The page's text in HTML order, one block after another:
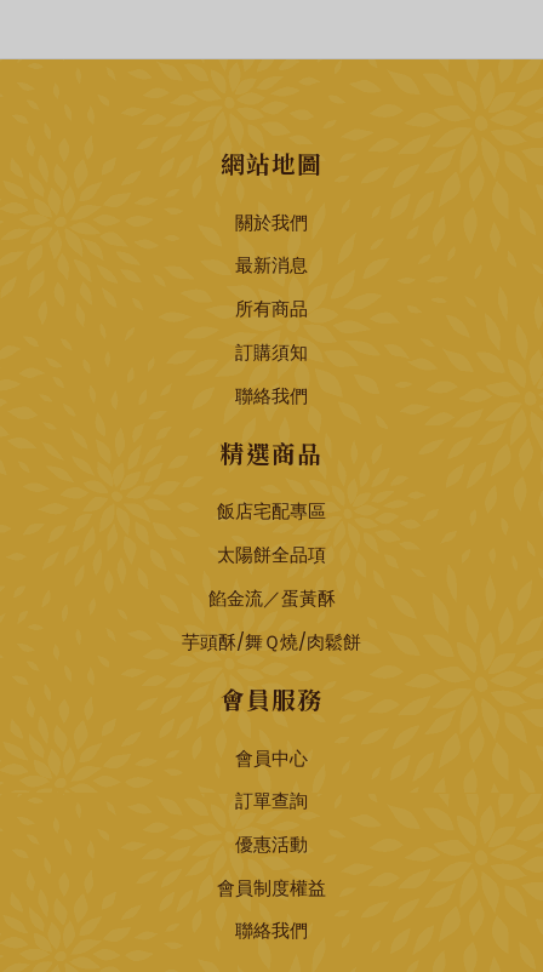
網站地圖
關於我們
最新消息
所有商品
訂購須知
聯絡我們
精選商品
飯店宅配專區
太陽餅全品項
餡金流／蛋黃酥
芋頭酥/舞Ｑ燒/肉鬆餅
會員服務
會員中心
訂單查詢
優惠活動
會員制度權益
聯絡我們